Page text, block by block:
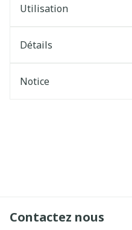
Utilisation
Détails
Notice
Contactez nous